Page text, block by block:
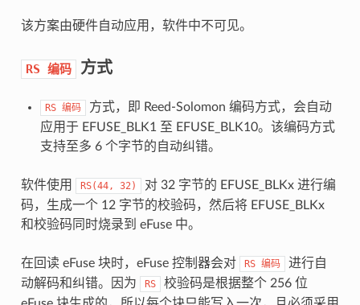
该方案由硬件自动应用，软件中不可见。
RS 编码 方式
RS 编码
方式，即 Reed-Solomon 编码方式，会自动
应用于 EFUSE_BLK1 至 EFUSE_BLK10。该编码方式
支持至多 6 个字节的自动纠错。
软件使用 RS(44, 32)
对 32 字节的 EFUSE_BLKx 进行编
码，生成一个 12 字节的校验码，然后将 EFUSE_BLKx
和校验码同时烧录到 eFuse 中。
在回读 eFuse 块时，eFuse 控制器会对 RS 编码
进行自
动解码和纠错。因为
RS
校验码是根据整个 256 位